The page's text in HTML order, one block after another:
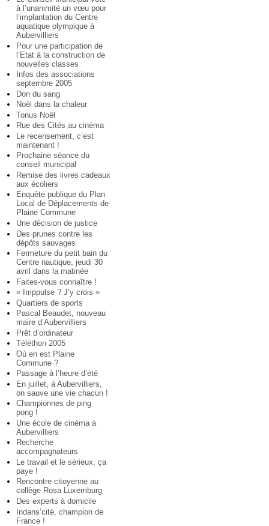
à l’unanimité un vœu pour
l’implantation du Centre
aquatique olympique à
Aubervilliers
Pour une participation de
l’Etat à la construction de
nouvelles classes
Infos des associations
septembre 2005
Don du sang
Noël dans la chaleur
Tonus Noël
Rue des Cités au cinéma
Le recensement, c’est
maintenant !
Prochaine séance du
conseil municipal
Remise des livres cadeaux
aux écoliers
Enquête publique du Plan
Local de Déplacements de
Plaine Commune
Une décision de justice
Des prunes contre les
dépôts sauvages
Fermeture du petit bain du
Centre nautique, jeudi 30
avril dans la matinée
Faites-vous connaître !
« Imppulse ? J’y crois »
Quartiers de sports
Pascal Beaudet, nouveau
maire d’Aubervilliers
Prêt d’ordinateur
Téléthon 2005
Où en est Plaine
Commune ?
Passage à l’heure d’été
En juillet, à Aubervilliers,
on sauve une vie chacun !
Championnes de ping
pong !
Une école de cinéma à
Aubervilliers
Recherche
accompagnateurs
Le travail et le sérieux, ça
paye !
Rencontre citoyenne au
collège Rosa Luxemburg
Des experts à domicile
Indans’cité, champion de
France !